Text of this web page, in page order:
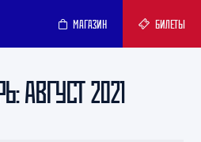
МАГАЗИН БИЛЕТЫ
АВГУСТ 2021